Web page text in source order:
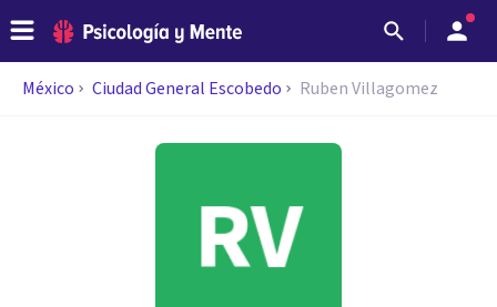
México Ciudad General Escobedo Ruben Villagomez